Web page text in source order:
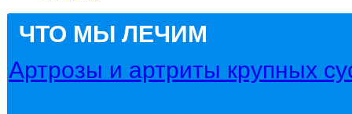
ЧТО МЫ ЛЕЧИМ
Артрозы и артриты крупных